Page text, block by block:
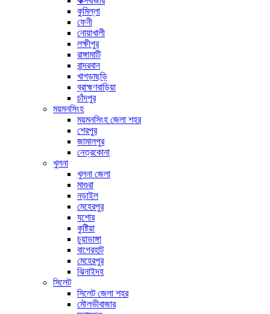
কুমিল্লা
ফেনী
নোয়াখালী
লক্ষীপুর
রাঙ্গামাটি
বান্দরবান
খাগড়াছড়ি
ব্রাহ্মণবাড়িয়া
চাঁদপুর
ময়মনসিংহ
ময়মনসিংহ জেলা শহর
শেরপুর
জামালপুর
নেত্রকোনা
খুলনা
খুলনা জেলা
মাগুরা
নড়াইল
মেহেরপুর
যশোর
কুষ্টিয়া
চুয়াডাঙ্গা
বাগেরহাট
মেহেরপুর
ঝিনাইদহ
সিলেট
সিলেট জেলা শহর
মৌলভীবাজার